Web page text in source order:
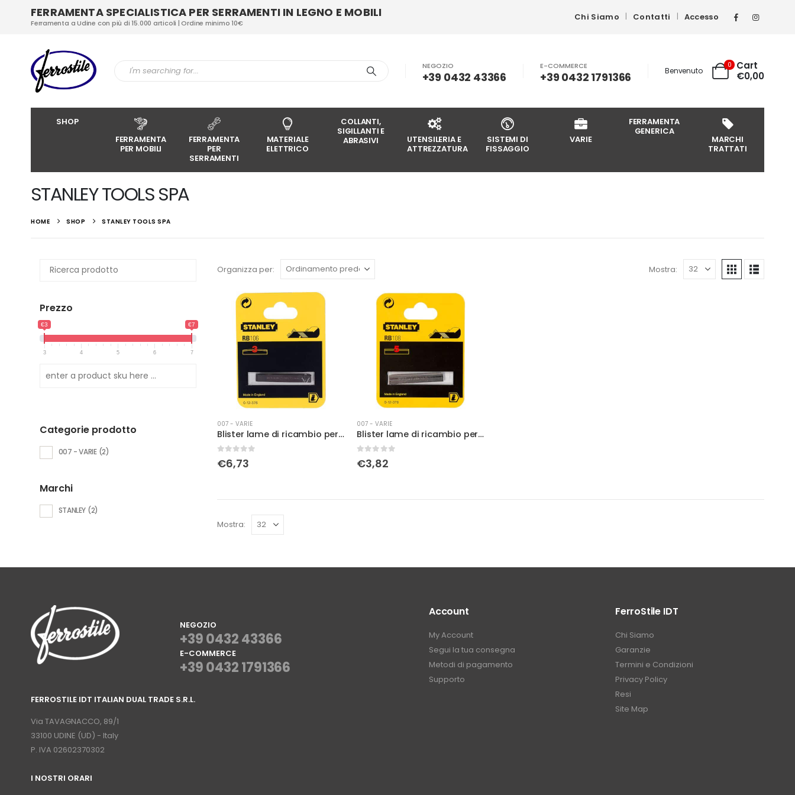
FERRAMENTA SPECIALISTICA PER SERRAMENTI IN LEGNO E MOBILI
Ferramenta a Udine con più di 15.000 articoli | Ordine minimo 10€
Chi Siamo Contatti Accesso
NEGOZIO
+39 0432 43366
E-COMMERCE
+39 0432 1791366 Benvenuto
0
Cart
€0,00
SHOP
FERRAMENTA
PER MOBILI
FERRAMENTA
PER
SERRAMENTI
MATERIALE
ELETTRICO
COLLANTI,
SIGILLANTI E
ABRASIVI
UTENSILERIA E
ATTREZZATURA
SISTEMI DI
FISSAGGIO
VARIE
FERRAMENTA
GENERICA
MARCHI
TRATTATI
STANLEY TOOLS SPA
HOME SHOP STANLEY TOOLS SPA
Organizza per: Mostra:
007 - VARIE
Blister lame di ricambio per pialletto
Su 5
€6,73
007 - VARIE
Blister lame di ricambio per pialletto
Su 5
€3,82
Mostra:
Prezzo
€3 €7
3 4 5 6 7
Categorie prodotto
007 - VARIE (2)
Marchi
STANLEY (2)
NEGOZIO
+39 0432 43366
E-COMMERCE
+39 0432 1791366
FERROSTILE IDT ITALIAN DUAL TRADE S.R.L.
Via TAVAGNACCO, 89/1
33100 UDINE (UD) - Italy
P. IVA 02602370302
I NOSTRI ORARI
Account
My Account
Segui la tua consegna
Metodi di pagamento
Supporto
FerroStile IDT
Chi Siamo
Garanzie
Termini e Condizioni
Privacy Policy
Resi
Site Map